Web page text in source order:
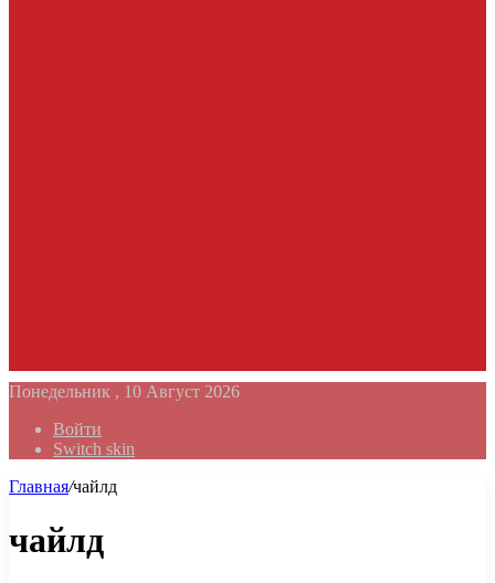
Понедельник , 10 Август 2026
Войти
Switch skin
Главная/чайлд
чайлд